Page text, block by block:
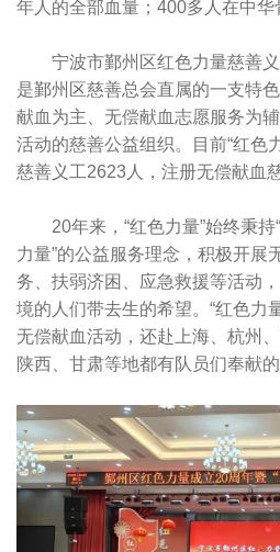
年人的全部血量；400多人在中华
宁波市鄞州区红色力量慈善
是鄞州区慈善总会直属的一支特
献血为主、无偿献血志愿服务为
活动的慈善公益组织。目前“红色
慈善义工2623人，注册无偿献血
20年来，“红色力量”始终秉
力量”的公益服务理念，积极开展
务、扶弱济困、应急救援等活动
境的人们带去生的希望。“红色力
无偿献血活动，还赴上海、杭州
陕西、甘肃等地都有队员们奉献的